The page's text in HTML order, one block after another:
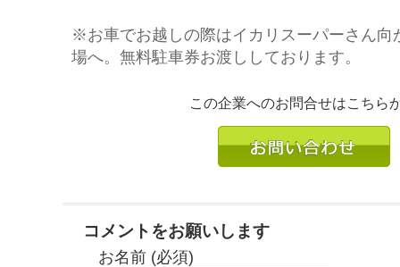
※お車でお越しの際はイカリスーパーさん向
場へ。無料駐車券お渡ししております。
この企業へのお問合せはこちら
コメントをお願いします
お名前 (必須)